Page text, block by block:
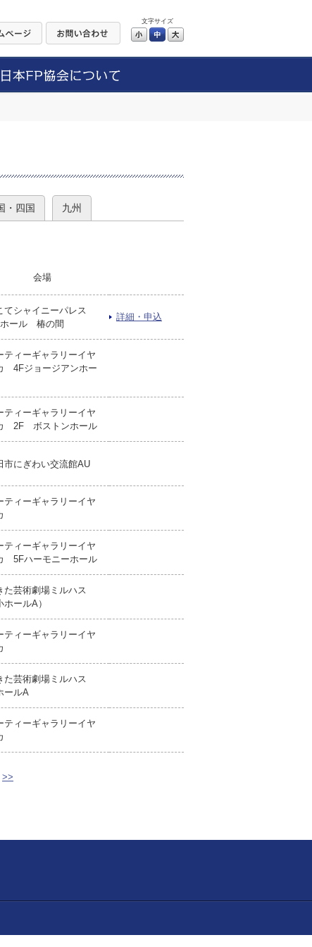
文字サイズ
小 中
・四国 九州
会場
てシャイニーパレス
ール 椿の間
詳細・申込
ティーギャラリーイヤ
4Fジョージアンホー
ティーギャラリーイヤ
2F ボストンホール
市にぎわい交流館AU
ティーギャラリーイヤ
ティーギャラリーイヤ
5Fハーモニーホール
た芸術劇場ミルハス
ホールA）
ティーギャラリーイヤ
た芸術劇場ミルハス
ールA
ティーギャラリーイヤ
>>